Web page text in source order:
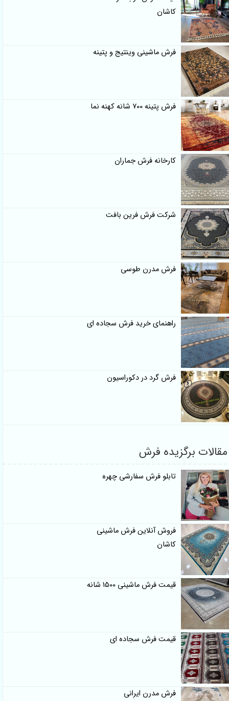
کاشان
فرش ماشینی وینتیج و پتینه
فرش پتینه 700 شانه کهنه نما
کارخانه فرش جماران
شرکت فرش فرین بافت
فرش مدرن طوسی
راهنمای خرید فرش سجاده ای
فرش گرد در دکوراسیون
مقالات برگزیده فرش
تابلو فرش سفارشی چهره
فروش آنلاین فرش ماشینی
کاشان
قیمت فرش ماشینی 1500 شانه
قیمت فرش سجاده ای
فرش مدرن ایرانی